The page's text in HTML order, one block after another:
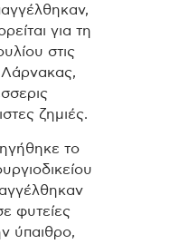
για τη
στις
Λάρνακας,
ζημιές.
το
φυτείες
ύπαιθρο,